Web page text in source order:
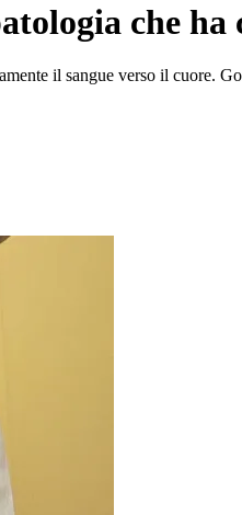
che
il sangue verso il cuore.